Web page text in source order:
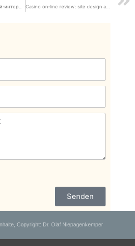
Casino on-line review: site design and gameplay atmosphere
Senden
Copyright: Dr. Olaf Niepagenkemper